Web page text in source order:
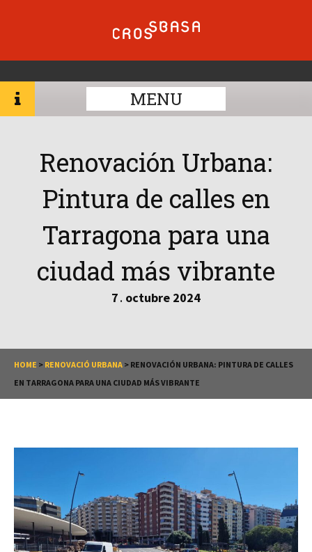
MENU
Renovación Urbana:
Pintura de calles en
Tarragona para una
ciudad más vibrante
7 . octubre 2024
HOME > RENOVACIÓ URBANA > RENOVACIÓN URBANA: PINTURA DE CALLES
EN TARRAGONA PARA UNA CIUDAD MÁS VIBRANTE